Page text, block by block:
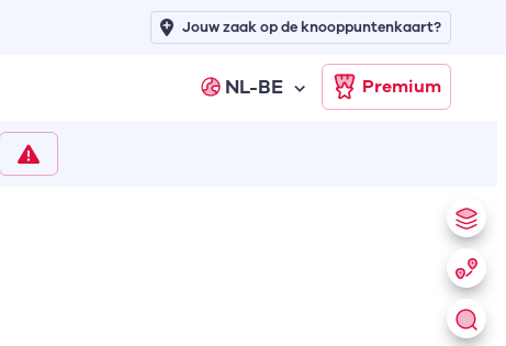
NL-BE Premium
Jouw zaak op de knooppuntenkaart?